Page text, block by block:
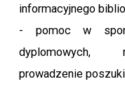
informacyjnego
- pomoc w
dyplomowych,
prowadzenie